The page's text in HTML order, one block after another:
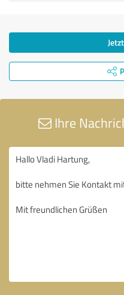
Ihre